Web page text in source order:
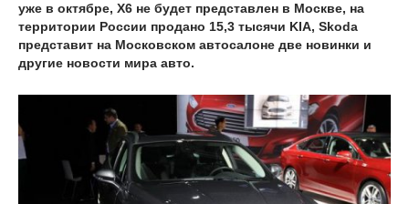
уже в октябре, X6 не будет представлен в Москве, на
территории России продано 15,3 тысячи KIA, Skoda
представит на Московском автосалоне две новинки и
другие новости мира авто.